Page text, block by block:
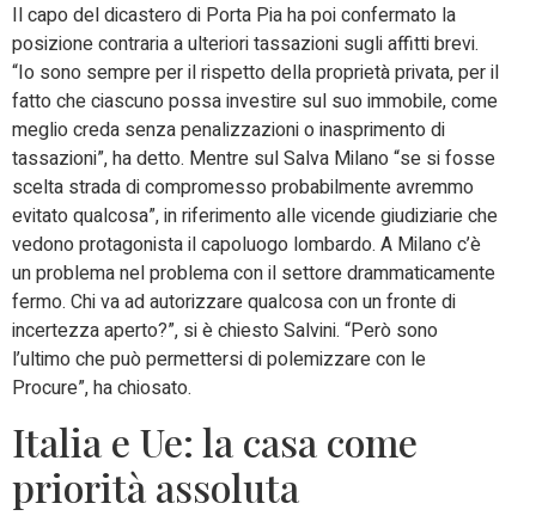
Il capo del dicastero di Porta Pia ha poi confermato la
posizione contraria a ulteriori tassazioni sugli affitti brevi.
“Io sono sempre per il rispetto della proprietà privata, per il
fatto che ciascuno possa investire sul suo immobile, come
meglio creda senza penalizzazioni o inasprimento di
tassazioni”, ha detto. Mentre sul Salva Milano “se si fosse
scelta strada di compromesso probabilmente avremmo
evitato qualcosa”, in riferimento alle vicende giudiziarie che
vedono protagonista il capoluogo lombardo. A Milano c’è
un problema nel problema con il settore drammaticamente
fermo. Chi va ad autorizzare qualcosa con un fronte di
incertezza aperto?”, si è chiesto Salvini. “Però sono
l’ultimo che può permettersi di polemizzare con le
Procure”, ha chiosato.
Italia e Ue: la casa come
priorità assoluta